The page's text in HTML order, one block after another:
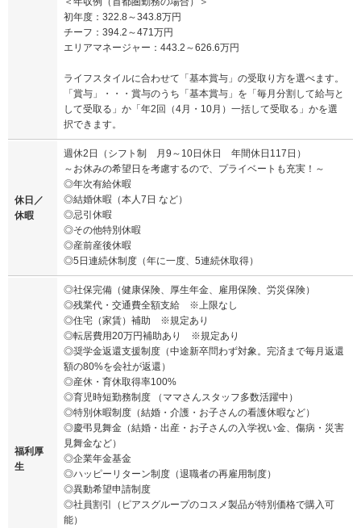
初年度：322.8～343.8万円
チーフ：394.2～471万円
エリアマネージャー：443.2～626.6万円
ライフスタイルに合わせて「基本賞与」の受取り方を選べます。
「賞与」・・・賞与のうち「基本賞与」を「毎月分割して給与と
して受取る」か「年2回（4月・10月）一括して受取る」かを選
択できます。
休日／
休暇
週休2日（シフト制 月9～10日休日 年間休日117日）
～お休みの希望日を考慮するので、プライベートも充実！～
◎年次有給休暇
◎結婚休暇（本人7日 など）
◎忌引休暇
◎その他特別休暇
◎産前産後休暇
◎5日連続休制度（年に一度、5連続休取得）
福利厚
生
◎社保完備（健康保険、厚生年金、雇用保険、労災保険）
◎残業代・交通費全額支給 ※上限なし
◎住宅（家賃）補助 ※規定あり
◎転居費用20万円補助あり ※規定あり
◎奨学金返還支援制度（中途新卒問わず対象。完済まで毎月返還
額の80%を会社が返還）
◎産休・育休取得率100%
◎育児時短勤務制度 （ママさんスタッフ多数活躍中）
◎特別休暇制度（結婚・介護・お子さんの看護休暇など）
◎慶弔見舞金（結婚・出産・お子さんの入学祝い金、傷病・災害
見舞金など）
◎企業年金基金
◎ハッピーリターン制度（退職者の再雇用制度）
◎異動希望申請制度
◎社員割引（ピアスグループのコスメ製品が特別価格で購入可
能）